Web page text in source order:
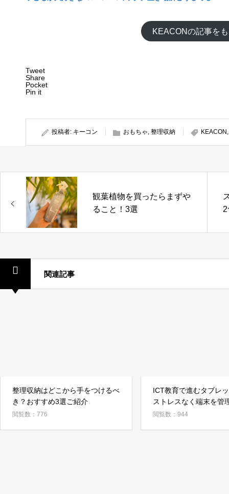
KEACONの記事を
Tweet
Share
Pocket
Pin it
投稿者: キーコン おもちゃ, 整理収納 KEACON
観葉植物を買ったらまずや
ること！3選
関連記事
整理収納はどこから手をつけるべ
き？おすすめ3選ご紹介
閲覧数：776
ICT教育で進むタブレ
ストレスなく端末を管
のポイント
閲覧数：944